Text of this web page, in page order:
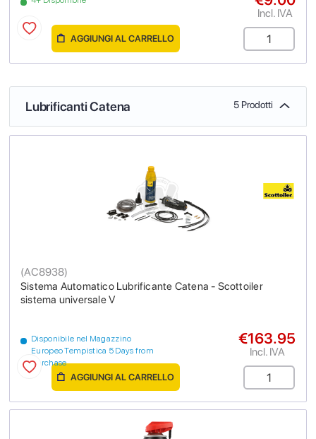
Incl. IVA
AGGIUNGI AL CARRELLO
Lubrificanti Catena 5 Prodotti
Sistema Automatico Lubrificante Catena - Scottoiler
sistema universale V
(AC8938)
Disponibile nel Magazzino
Europeo Tempistica 5 Days from
purchase
€163.95
Incl. IVA
AGGIUNGI AL CARRELLO